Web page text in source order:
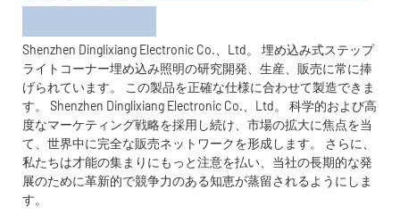
Shenzhen Dinglixiang Electronic Co.、Ltd。 埋め込み式ステップ
ライトコーナー埋め込み照明の研究開発、生産、販売に常に捧
げられています。 この製品を正確な仕様に合わせて製造できま
す。 Shenzhen Dinglixiang Electronic Co.、Ltd。 科学的および高
度なマーケティング戦略を採用し続け、市場の拡大に焦点を当
て、世界中に完全な販売ネットワークを形成します。 さらに、
私たちは才能の集まりにもっと注意を払い、当社の長期的な発
展のために革新的で競争力のある知恵が蒸留されるようにしま
す。